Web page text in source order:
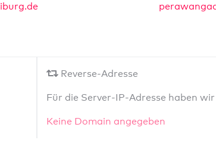
Reverse-Adresse
Für die Server-IP-Adresse haben
Keine Domain angegeben